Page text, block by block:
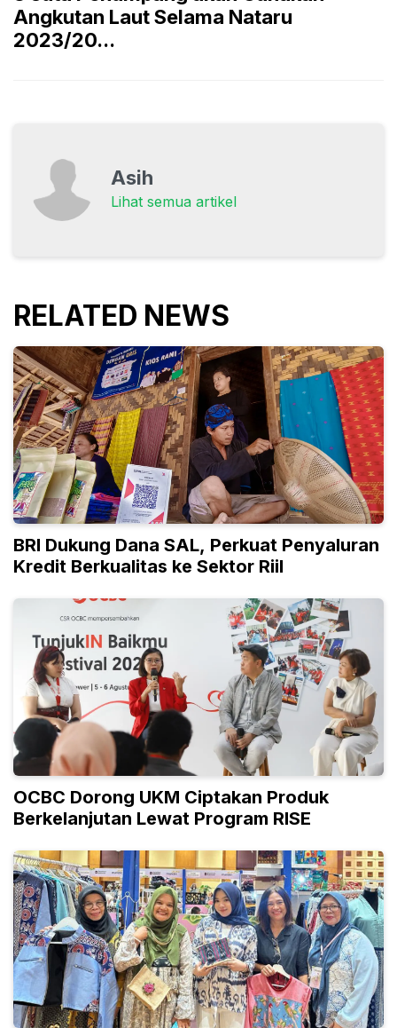
Angkutan Laut Selama Nataru
2023/20...
Asih
Lihat semua artikel
RELATED NEWS
BRI Dukung Dana SAL, Perkuat Penyaluran
Kredit Berkualitas ke Sektor Riil
OCBC Dorong UKM Ciptakan Produk
Berkelanjutan Lewat Program RISE